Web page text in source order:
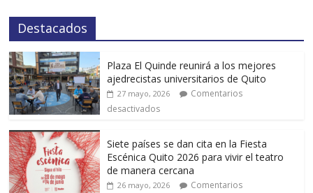
Destacados
Plaza El Quinde reunirá a los mejores
ajedrecistas universitarios de Quito
27 mayo, 2026
Comentarios
desactivados
Siete países se dan cita en la Fiesta
Escénica Quito 2026 para vivir el teatro
de manera cercana
26 mayo, 2026
Comentarios